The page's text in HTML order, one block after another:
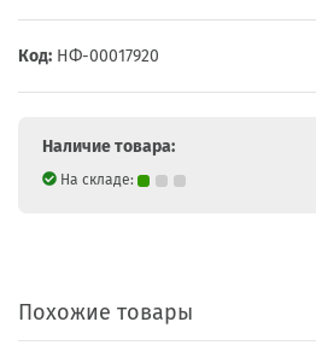
Код: НФ-00017920
Наличие товара:
На складе:
Похожие товары